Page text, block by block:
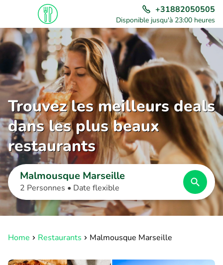
+31882050505
Disponible jusqu'à 23:00 heures
Trouvez les meilleurs deals
dans les plus beaux
restaurants
Malmousque Marseille
2 Personnes • Date flexible
Home Restaurants Malmousque Marseille